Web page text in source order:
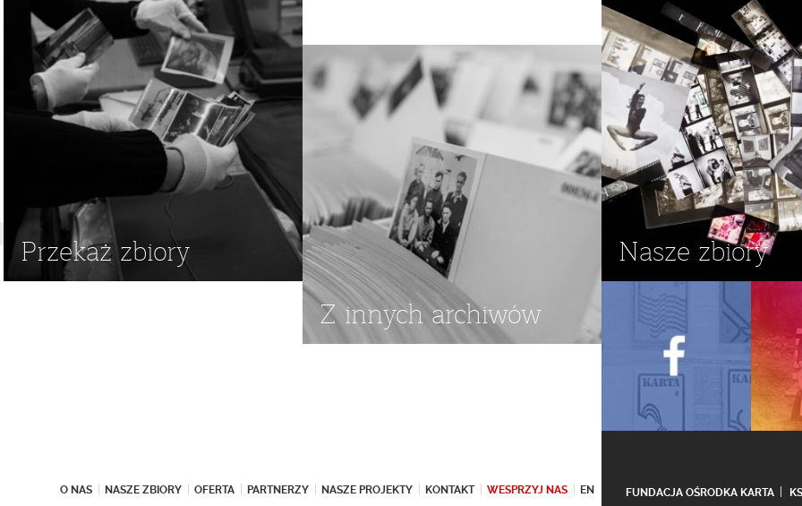
TURYSTYKA ROWEROWA
Przekaż zbiory
Z innych archiwów
Nasze zbiory
O NAS NASZE ZBIORY OFERTA PARTNERZY NASZE PROJEKTY KONTAKT WESPRZYJ NAS EN FUNDACJA OŚRODKA KARTA